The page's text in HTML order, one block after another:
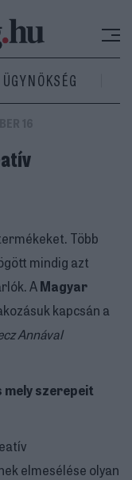
ÜGYNÖKSÉG
Több
mindig azt
AMagyar
kapcsán a
Annával
szerepeit
elmesélése olyan